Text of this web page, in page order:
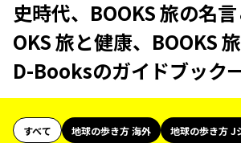
史時代、BOOKS 旅の名
OKS 旅と健康、BOOKS
D-Booksのガイドブック
すべて 地球の歩き方 海外
地球の歩き方 J